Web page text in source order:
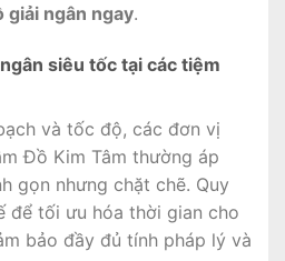
giải ngân ngay.
siêu tốc tại các tiệm
và tốc độ, các đơn vị
Đồ Kim Tâm thường áp
gọn nhưng chặt chẽ. Quy
để tối ưu hóa thời gian cho
bảo đầy đủ tính pháp lý và